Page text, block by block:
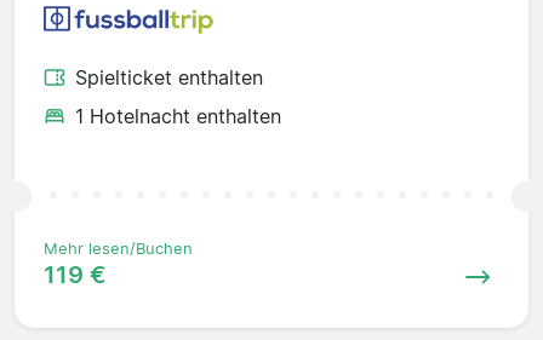
Spielticket enthalten
1 Hotelnacht enthalten
Mehr lesen/Buchen
119 €